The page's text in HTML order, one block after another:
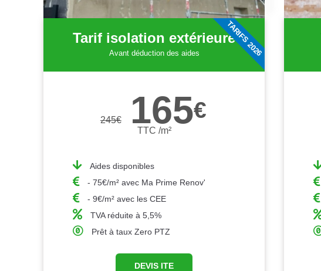
Tarif isolation extérieure
Avant déduction des aides
245€ 165€
TTC /m²
Aides disponibles
- 75€/m² avec Ma Prime Renov'
- 9€/m² avec les CEE
TVA réduite à 5,5%
Prêt à taux Zero PTZ
DEVIS ITE
TARIFS 2026